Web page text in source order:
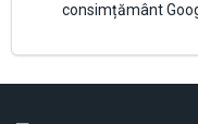
consimțământ